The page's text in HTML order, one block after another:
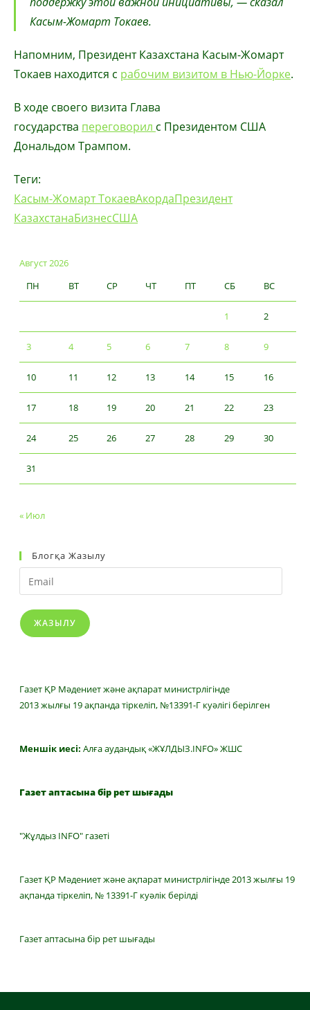
Касым-Жомарт Токаев.
Напомним, Президент Казахстана Касым-Жомарт
Токаев находится с рабочим визитом в Нью-Йорке.
В ходе своего визита Глава
государства переговорил с Президентом США
Дональдом Трампом.
Теги:
Касым-Жомарт ТокаевАкордаПрезидент
КазахстанаБизнесСША
Август 2026
ПН
ВТ СР ЧТ ПТ СБ ВС
1 2
3 4 5 6 7 8 9
10 11 12 13 14 15 16
17 18 19 20 21 22 23
24 25 26 27 28 29 30
31
« Июл
Блогқа Жазылу
Email
ЖАЗЫЛУ
Газет ҚР Мәдениет және ақпарат министрлігінде
2013 жылғы 19 ақпанда тіркеліп, №13391-Г куәлігі берілген
Меншік иесі: Алға аудандық «ЖҰЛДЫЗ.INFO» ЖШС
Газет аптасына бір рет шығады
"Жұлдыз INFO" газеті
Газет ҚР Мәдениет және ақпарат министрлігінде 2013 жылғы 19
ақпанда тіркеліп, № 13391-Г куәлік берілді
Газет аптасына бір рет шығады